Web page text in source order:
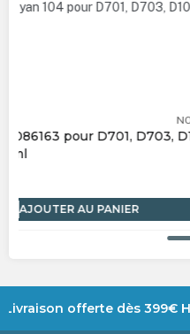
Encre Jaune 104
Livraison offerte dès 399€